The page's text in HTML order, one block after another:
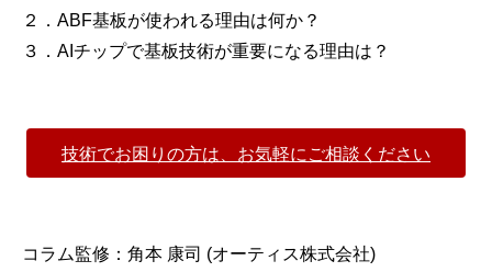
２．ABF基板が使われる理由は何か？
３．AIチップで基板技術が重要になる理由は？
技術でお困りの方は、お気軽にご相談ください
コラム監修：角本 康司 (オーティス株式会社)